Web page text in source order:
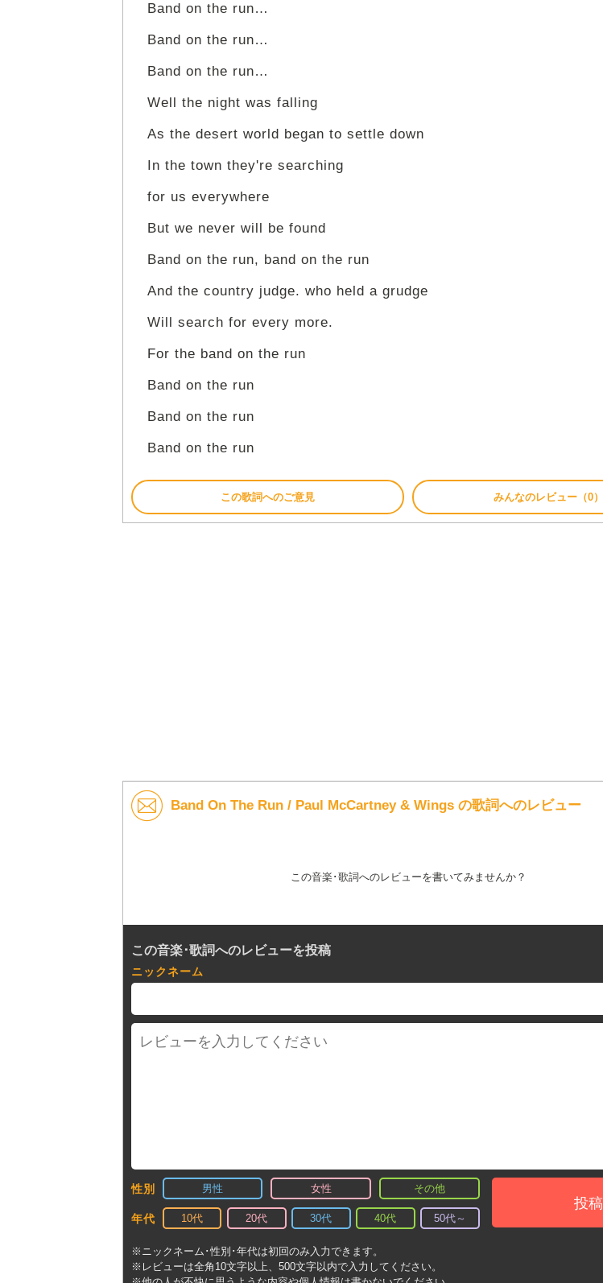
Band on the run…
Band on the run…
Band on the run…
Well the night was falling
As the desert world began to settle down
In the town they're searching
for us everywhere
But we never will be found
Band on the run, band on the run
And the country judge. who held a grudge
Will search for every more.
For the band on the run
Band on the run
Band on the run
Band on the run
この歌詞へのご意見 みんなのレビュー（0）
Band On The Run / Paul McCartney & Wings の歌詞へのレビュー
この音楽･歌詞へのレビューを書いてみませんか？
この音楽･歌詞へのレビューを投稿
ニックネーム
性別 男性 女性 その他
年代 10代 20代 30代 40代 50代～
投稿
※ニックネーム･性別･年代は初回のみ入力できます。
※レビューは全角10文字以上、500文字以内で入力してください。